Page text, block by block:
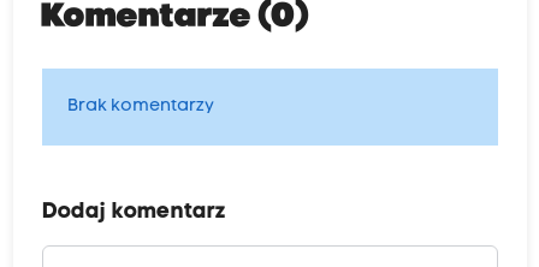
Komentarze (0)
Brak komentarzy
Dodaj komentarz